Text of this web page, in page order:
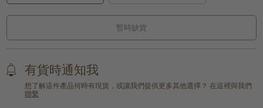
暫時缺貨
有貨時通知我
想了解這件產品何時有現貨，或讓我們提供更多其他選擇？ 在這裡與我們
聯繫